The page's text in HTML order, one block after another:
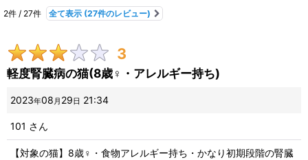
画像:
星の数:
並び順:
2件 / 27件 全て表示 (27件のレビュー)
3
軽度腎臓病の猫(8歳♀・アレルギー持ち)
2023年08 月 29 日 21:34
101 さん
【対象の猫】8歳♀・食物アレルギー持ち・かなり初期段階の腎臓